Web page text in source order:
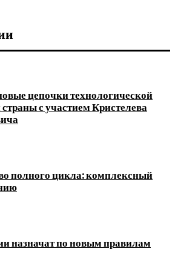
цепочки технологической
с участием Кристелева
полного цикла: комплексный
назначат по новым правилам